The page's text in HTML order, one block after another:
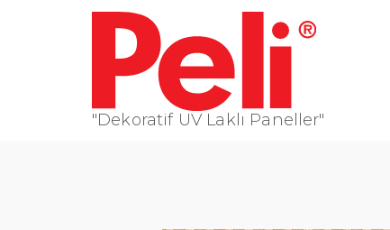
"Dekoratif UV Laklı Paneller"